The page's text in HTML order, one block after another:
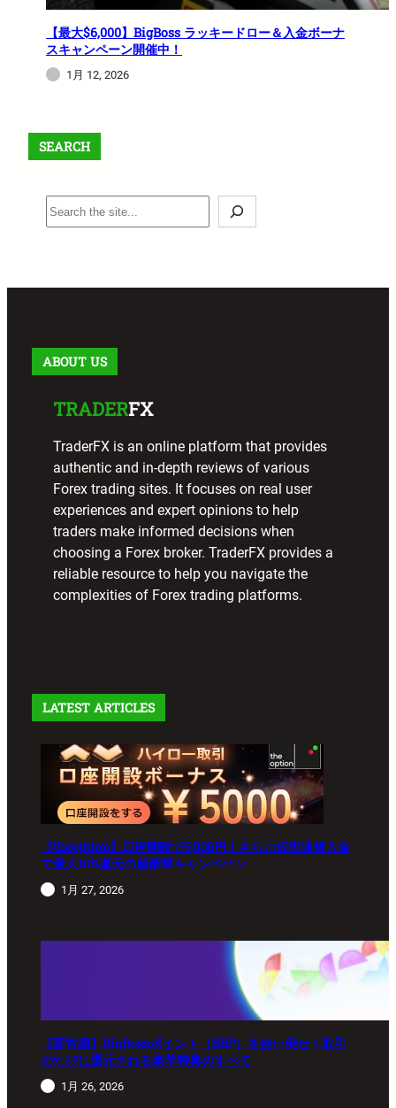
【最大$6,000】BigBoss ラッキードロー＆入金ボーナ
スキャンペーン開催中！
1月 12, 2026
SEARCH
S
e
c
ABOUT US
TRADERFX
TraderFX is an online platform that provides
authentic and in-depth reviews of various
Forex trading sites. It focuses on real user
experiences and expert opinions to help
traders make informed decisions when
choosing a Forex broker. TraderFX provides a
reliable resource to help you navigate the
complexities of Forex trading platforms.
LATEST ARTICLES
【theoption】口座開設で5,000円！さらに仮想通貨入金
で最大10%還元の超豪華キャンペーン
1月 27, 2026
【新常識】BigBossポイント（BBP）を使い倒せ！取引
のたびに還元される豪華特典のすべて
1月 26, 2026